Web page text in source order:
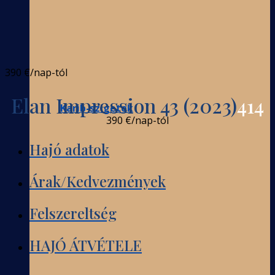
Karib-szigetek
390 €/nap-tól
Elan Impression 43 (2023)414
390 €/nap-tól
Hajó adatok
Árak/Kedvezmények
Felszereltség
HAJÓ ÁTVÉTELE